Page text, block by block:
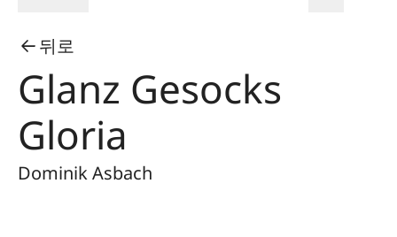
뒤로
Glanz Gesocks
Gloria
Dominik Asbach